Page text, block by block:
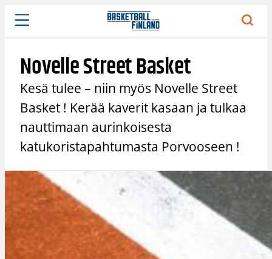
Siirry
sisältöön
Novelle Street Basket
Kesä tulee – niin myös Novelle Street
Basket ! Kerää kaverit kasaan ja tulkaa
nauttimaan aurinkoisesta
katukoristapahtumasta Porvooseen !